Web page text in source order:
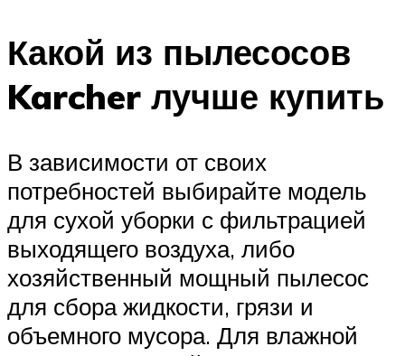
Какой из пылесосов
Karcher лучше купить
В зависимости от своих
потребностей выбирайте модель
для сухой уборки с фильтрацией
выходящего воздуха, либо
хозяйственный мощный пылесос
для сбора жидкости, грязи и
объемного мусора. Для влажной